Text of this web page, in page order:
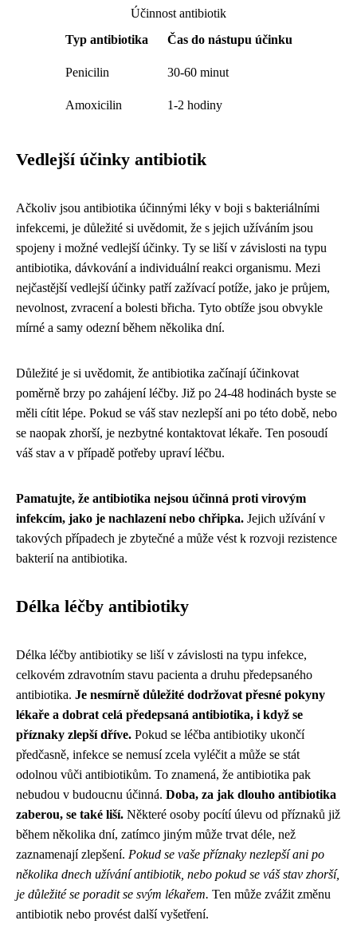
Účinnost antibiotik
Typ antibiotika
Čas do nástupu účinku
Penicilin 30-60 minut
Amoxicilin 1-2 hodiny
Vedlejší účinky antibiotik
Ačkoliv jsou antibiotika účinnými léky v boji s bakteriálními
infekcemi, je důležité si uvědomit, že s jejich užíváním jsou
spojeny i možné vedlejší účinky. Ty se liší v závislosti na typu
antibiotika, dávkování a individuální reakci organismu. Mezi
nejčastější vedlejší účinky patří zažívací potíže, jako je průjem,
nevolnost, zvracení a bolesti břicha. Tyto obtíže jsou obvykle
mírné a samy odezní během několika dní.
Důležité je si uvědomit, že antibiotika začínají účinkovat
poměrně brzy po zahájení léčby. Již po 24-48 hodinách byste se
měli cítit lépe. Pokud se váš stav nezlepší ani po této době, nebo
se naopak zhorší, je nezbytné kontaktovat lékaře. Ten posoudí
váš stav a v případě potřeby upraví léčbu.
Pamatujte, že antibiotika nejsou účinná proti virovým
infekcím, jako je nachlazení nebo chřipka. Jejich užívání v
takových případech je zbytečné a může vést k rozvoji rezistence
bakterií na antibiotika.
Délka léčby antibiotiky
Délka léčby antibiotiky se liší v závislosti na typu infekce,
celkovém zdravotním stavu pacienta a druhu předepsaného
antibiotika. Je nesmírně důležité dodržovat přesné pokyny
lékaře a dobrat celá předepsaná antibiotika, i když se
příznaky zlepší dříve. Pokud se léčba antibiotiky ukončí
předčasně, infekce se nemusí zcela vyléčit a může se stát
odolnou vůči antibiotikům. To znamená, že antibiotika pak
nebudou v budoucnu účinná. Doba, za jak dlouho antibiotika
zaberou, se také liší. Některé osoby pocítí úlevu od příznaků již
během několika dní, zatímco jiným může trvat déle, než
zaznamenají zlepšení. Pokud se vaše příznaky nezlepší ani po
několika dnech užívání antibiotik, nebo pokud se váš stav zhorší,
je důležité se poradit se svým lékařem. Ten může zvážit změnu
antibiotik nebo provést další vyšetření.